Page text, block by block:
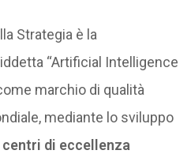
Strategia è la
“Artificial Intelligence
marchio di qualità
mediante lo sviluppo
di eccellenza